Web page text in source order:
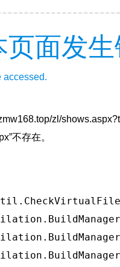
面发
accessed.
zl/
不存在。